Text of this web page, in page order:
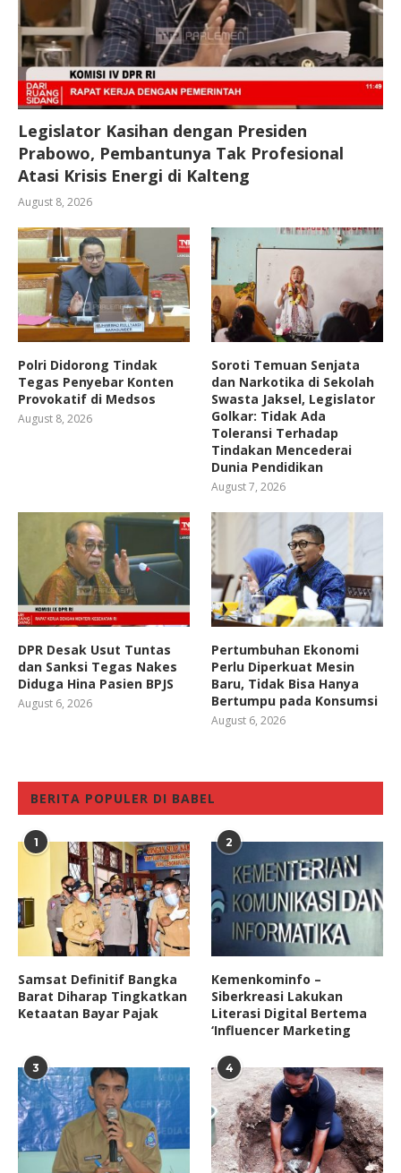
Legislator Kasihan dengan Presiden
Prabowo, Pembantunya Tak Profesional
Atasi Krisis Energi di Kalteng
August 8, 2026
Polri Didorong Tindak
Tegas Penyebar Konten
Provokatif di Medsos
August 8, 2026
Soroti Temuan Senjata
dan Narkotika di Sekolah
Swasta Jaksel, Legislator
Golkar: Tidak Ada
Toleransi Terhadap
Tindakan Mencederai
Dunia Pendidikan
August 7, 2026
DPR Desak Usut Tuntas
dan Sanksi Tegas Nakes
Diduga Hina Pasien BPJS
August 6, 2026
Pertumbuhan Ekonomi
Perlu Diperkuat Mesin
Baru, Tidak Bisa Hanya
Bertumpu pada Konsumsi
August 6, 2026
BERITA POPULER DI BABEL
1
Samsat Definitif Bangka
Barat Diharap Tingkatkan
Ketaatan Bayar Pajak
2
Kemenkominfo –
Siberkreasi Lakukan
Literasi Digital Bertema
‘Influencer Marketing
3 4